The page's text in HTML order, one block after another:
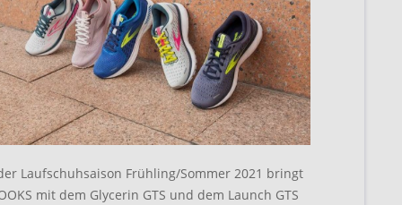
Laufschuhsaison Frühling/Sommer 2021 bringt
mit dem Glycerin GTS und dem Launch GTS